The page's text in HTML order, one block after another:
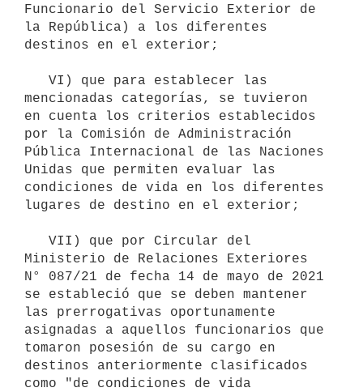
Funcionario del Servicio Exterior de
la República) a los diferentes
destinos en el exterior;
mencionadas categorías, se tuvieron
en cuenta los criterios establecidos
por la Comisión de Administración
Pública Internacional de las Naciones
Unidas que permiten evaluar las
condiciones de vida en los diferentes
lugares de destino en el exterior;
Ministerio de Relaciones Exteriores
N° 087/21 de fecha 14 de mayo de 2021
se estableció que se deben mantener
las prerrogativas oportunamente
asignadas a aquellos funcionarios que
tomaron posesión de su cargo en
destinos anteriormente clasificados
como "de condiciones de vida